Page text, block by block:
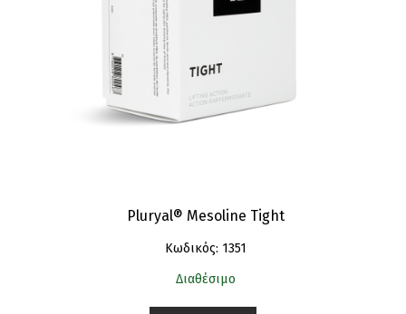
Pluryal® Mesoline Tight
Κωδικός: 1351
Διαθέσιμο